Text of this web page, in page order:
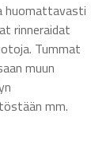
huomattavasti
rinneraidat
Tummat
muun
mm.